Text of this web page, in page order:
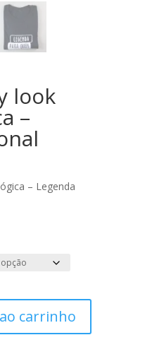
look
–
– Legenda
carrinho